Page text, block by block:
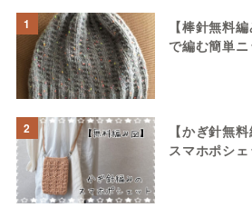
1
【棒針無料
で編む簡単
2
【かぎ針無
スマホポシェ